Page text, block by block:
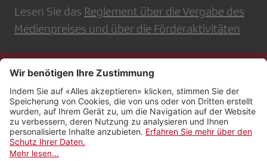
Lesen Sie das Reglement über die Vergabe des
Medienpreises und über die Förderaktivitäten
Kontakt
Impressum
Rechtliches
Netiquette